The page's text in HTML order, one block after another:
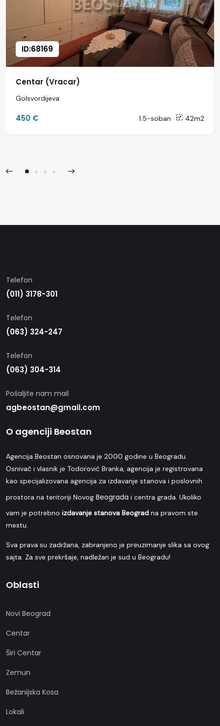
ID:68169
Centar (Vracar)
Golsvordijeva
450 € 1.5-soban 42m2
Telefon
(011) 3178-301
Telefon
(063) 324-247
Telefon
(063) 304-314
Pošaljite nam mail
agbeostan@gmail.com
O agenciji Beostan
Agencija Beostan osnovana je 2000 godine u Beogradu.
Osnivač i vlasnik je Todorović Branka, agencija je registrovana
kao specijalizovana agencija za izdavanje stanova i poslovnih
prostora na teritoriji Novog Beograda i centra grada. Ukoliko
vam je potrebno izdavanje stanova Beograd na pravom ste
mestu.
Sva prava su zadržana, zabranjeno je preuzimanje slika sa ovog
sajta. Za sve prekršaje, nadležan je sud u Beogradu!
Oblasti
Novi Beograd
Centar
Širi Centar
Zemun
Bežanijska Kosa
Lokali